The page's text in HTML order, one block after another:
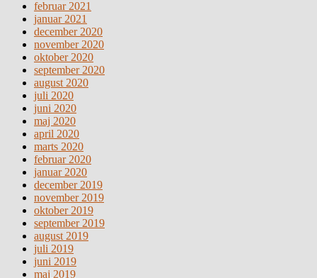
februar 2021
januar 2021
december 2020
november 2020
oktober 2020
september 2020
august 2020
juli 2020
juni 2020
maj 2020
april 2020
marts 2020
februar 2020
januar 2020
december 2019
november 2019
oktober 2019
september 2019
august 2019
juli 2019
juni 2019
maj 2019